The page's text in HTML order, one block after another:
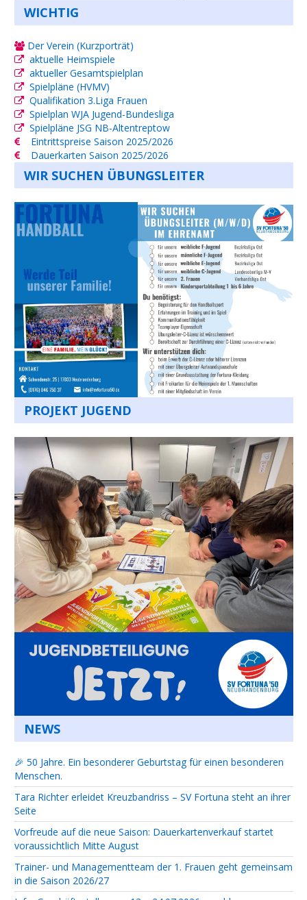
WICHTIG
Der Verein (Kurzporträt)
aktuelle Heimspiele
aktueller Gesamtspielplan
Spielpläne (HVMV)
Qualifikation 3.Liga Frauen
Spielplan WJA Jugend-Bundesliga
Spielpläne JSG NB-Altentreptow
Eintrittspreise Saison 2025/2026
Dauerkarten Saison 2025/2026
WIR SUCHEN ÜBUNGSLEITER
PROJEKT JUGEND
NEWS
🎉 50 Jahre. Ein besonderer Geburtstag für einen besonderen
Menschen.
Tara Richter erleidet Kreuzbandriss – SV Fortuna steht an ihrer
Seite
Vorfreude auf die neue Saison: Dauerkartenverkauf startet
voraussichtlich Mitte August
Trainer- und Managementteam der 1. Frauen geht gemeinsam
in die Saison 2026/27